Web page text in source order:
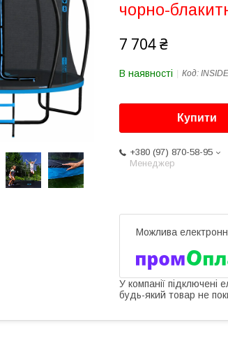
чорно-
7 704 ₴
В наявності Код:
Купити
+380 (97) 870-58-95
Менеджер
У компанії підключені
будь-який товар не